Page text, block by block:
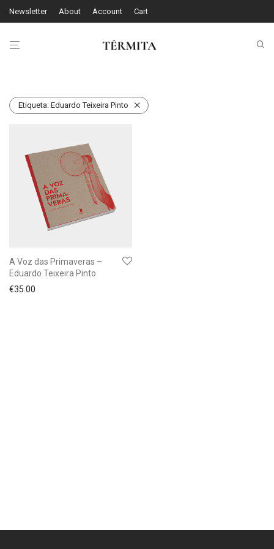
Newsletter About Account Cart
Etiqueta: Eduardo Teixeira Pinto
A Voz das Primaveras –
Eduardo Teixeira Pinto
€35.00